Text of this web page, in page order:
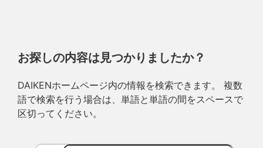
お探しの内容は見つかりましたか？
DAIKENホームページ内の情報を検索できます。 複数
語で検索を行う場合は、単語と単語の間をスペースで
区切ってください。